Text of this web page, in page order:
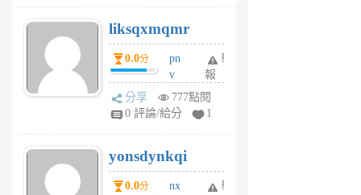
6
個
月
前
liksqxmqmr
0.0分
pn
v
wt
sv
6
個
月
舉
報
分享
777點閱
0 評論/給分
1
yonsdynkqi
0.0分
nx
舉